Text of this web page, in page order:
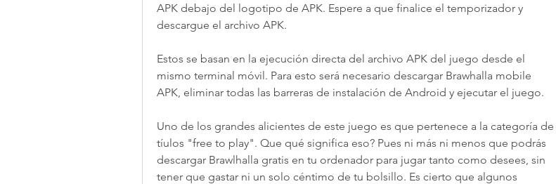
APK debajo del logotipo de APK. Espere a que finalice el temporizador y
descargue el archivo APK.
Estos se basan en la ejecución directa del archivo APK del juego desde el
mismo terminal móvil. Para esto será necesario descargar Brawhalla mobile
APK, eliminar todas las barreras de instalación de Android y ejecutar el juego.
Uno de los grandes alicientes de este juego es que pertenece a la categoría de
tíulos "free to play". Que qué significa eso? Pues ni más ni menos que podrás
descargar Brawlhalla gratis en tu ordenador para jugar tanto como desees, sin
tener que gastar ni un solo céntimo de tu bolsillo. Es cierto que algunos